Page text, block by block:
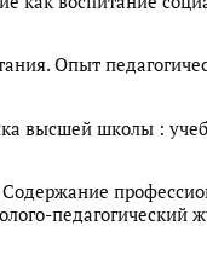
Опыт
высшей школы :
педагогический